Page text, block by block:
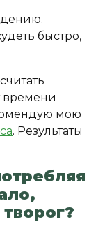
времени
мою
. Результаты